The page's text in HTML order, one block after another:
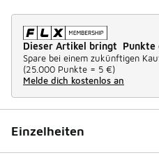
Dieser Artikel bringt Punkte
Spare bei einem zukünftigen
(25.000 Punkte = 5 €)
Melde dich kostenlos an
Einzelheiten